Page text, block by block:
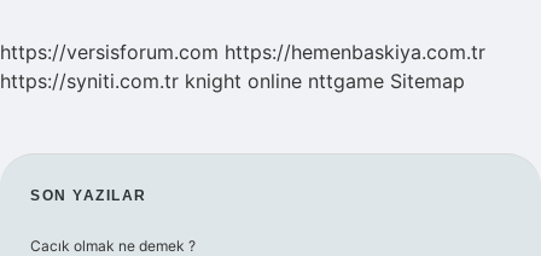
https://versisforum.com https://hemenbaskiya.com.tr
https://syniti.com.tr knight online nttgame Sitemap
SIDEBAR
SON YAZILAR
Cacık olmak ne demek ?